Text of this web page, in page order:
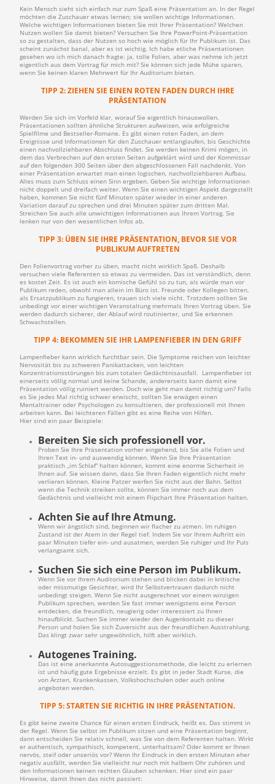
Kein Mensch sieht sich einfach nur zum Spaß eine Präsentation an. In der Regel
möchten die Zuschauer etwas lernen; sie wollen wichtige Informationen.
Welche wichtigen Informationen bieten Sie mit Ihrer Präsentation? Welchen
Nutzen wollen Sie damit bieten? Versuchen Sie Ihre PowerPoint-Präsentation
so zu gestalten, dass der Nutzen so hoch wie möglich für Ihr Publikum ist. Das
scheint zunächst banal, aber es ist wichtig. Ich habe etliche Präsentationen
gesehen wo ich mich danach fragte: ja, tolle Folien, aber was nehme ich jetzt
eigentlich aus dem Vortrag für mich mit? Sie können sich jede Mühe sparen,
wenn Sie keinen klaren Mehrwert für Ihr Auditorium bieten.
TIPP 2: ZIEHEN SIE EINEN ROTEN FADEN DURCH IHRE
PRÄSENTATION
Werden Sie sich im Vorfeld klar, worauf Sie eigentlich hinauswollen.
Präsentationen sollten ähnliche Strukturen aufweisen, wie erfolgreiche
Spielfilme und Bestseller-Romane. Es gibt einen roten Faden, an dem
Ereignisse und Informationen für den Zuschauer entlanglaufen, bis Geschichte
einen nachvollziehbaren Abschluss findet. Sie werden keinen Krimi mögen, in
dem das Verbrechen auf den ersten Seiten aufgeklärt wird und der Kommissar
auf den folgenden 300 Seiten über den abgeschlossenen Fall nachdenkt. Von
einer Präsentation erwartet man einen logischen, nachvollziehbaren Aufbau.
Alles muss zum Schluss einen Sinn ergeben. Geben Sie wichtige Informationen
nicht doppelt und dreifach weiter. Wenn Sie einen wichtigen Aspekt dargestellt
haben, kommen Sie nicht fünf Minuten später wieder in einer anderen
Variation darauf zu sprechen und drei Minuten später zum dritten Mal.
Streichen Sie auch alle unwichtigen Informationen aus Ihrem Vortrag. Sie
lenken nur von den wesentlichen Infos ab.
TIPP 3: ÜBEN SIE IHRE PRÄSENTATION, BEVOR SIE VOR
PUBLIKUM AUFTRETEN
Den Folienvortrag vorher zu üben, macht nicht wirklich Spaß. Deshalb
versuchen viele Referenten so etwas zu vermeiden. Das ist verständlich, denn
es kostet Zeit. Es ist auch ein komische Gefühl so zu tun, als würde man vor
Publikum reden, obwohl man allein im Büro ist. Freunde oder Kollegen bitten,
als Ersatzpublikum zu fungieren, trauen sich viele nicht. Trotzdem sollten Sie
unbedingt vor einer wichtigen Veranstaltung mehrmals Ihren Vortrag üben. Sie
werden dadurch sicherer, der Ablauf wird routinierter, und Sie erkennen
Schwachstellen.
TIPP 4: BEKOMMEN SIE IHR LAMPENFIEBER IN DEN GRIFF
Lampenfieber kann wirklich furchtbar sein. Die Symptome reichen von leichter
Nervosität bis zu schweren Panikattacken, von leichten
Konzentrationsstörungen bis zum totalen Gedächtnisausfall. Lampenfieber ist
einerseits völlig normal und keine Schande, andererseits kann damit eine
Präsentation völlig ruiniert werden. Doch wie geht man damit richtig um? Falls
es Sie jedes Mal richtig schwer erwischt, sollten Sie erwägen einen
Mentaltrainer oder Psychologen zu konsultieren, der professionell mit Ihnen
arbeiten kann. Bei leichteren Fällen gibt es eine Reihe von Hilfen.
Hier sind ein paar Beispiele:
Bereiten Sie sich professionell vor.
Proben Sie Ihre Präsentation vorher eingehend, bis Sie alle Folien und
Ihren Text in- und auswendig können. Wenn Sie Ihre Präsentation
praktisch „im Schlaf“ halten können, kommt eine enorme Sicherheit in
Ihnen auf. Sie wissen dann, dass Sie Ihren Faden eigentlich nicht mehr
verlieren können. Kleine Patzer werfen Sie nicht aus der Bahn. Selbst
wenn die Technik streiken sollte, können Sie immer noch aus dem
Gedächtnis und vielleicht mit einem Flipchart Ihre Präsentation halten.
Achten Sie auf Ihre Atmung.
Wenn wir ängstlich sind, beginnen wir flacher zu atmen. Im ruhigen
Zustand ist der Atem in der Regel tief. Indem Sie vor Ihrem Auftritt ein
paar Minuten tiefer ein- und ausatmen, werden Sie ruhiger und Ihr Puls
verlangsamt sich.
Suchen Sie sich eine Person im Publikum.
Wenn Sie vor Ihrem Auditorium stehen und blicken dabei in kritische
oder missmutige Gesichter, wird Ihr Selbstvertrauen dadurch nicht
unbedingt steigen. Wenn Sie nicht ausgerechnet vor einem winzigen
Publikum sprechen, werden Sie fast immer wenigstens eine Person
entdecken, die freundlich, neugierig oder interessiert zu Ihnen
hinaufblickt. Suchen Sie immer wieder den Augenkontakt zu dieser
Person und holen Sie sich Zuversicht aus der freundlichen Ausstrahlung.
Das klingt zwar sehr ungewöhnlich, hilft aber wirklich.
Autogenes Training.
Das ist eine anerkannte Autosuggestionsmethode, die leicht zu erlernen
ist und häufig gute Ergebnisse erzielt. Es gibt in jeder Stadt Kurse, die
von Ärzten, Krankenkassen, Volkshochschulen oder auch online
angeboten werden.
TIPP 5: STARTEN SIE RICHTIG IN IHRE PRÄSENTATION.
Es gibt keine zweite Chance für einen ersten Eindruck, heißt es. Das stimmt in
der Regel. Wenn Sie selbst im Publikum sitzen und eine Präsentation beginnt,
dann entscheiden Sie relativ schnell, was Sie von dem Referenten halten. Wirkt
er authentisch, sympathisch, kompetent, unterhaltsam? Oder kommt er Ihnen
nervös, steif oder unseriös vor? Wenn Ihr Eindruck in den ersten Minuten eher
negativ ausfällt, werden Sie vielleicht nur noch mit halbem Ohr zuhören und
den Informationen keinen rechten Glauben schenken. Hier sind ein paar
Hinweise, damit Ihnen das nicht passiert: